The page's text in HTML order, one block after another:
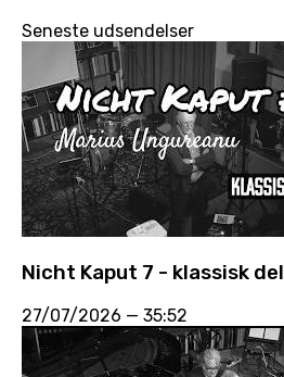
Seneste udsendelser
Nicht Kaput 7 - klassisk del
27/07/2026 — 35:52